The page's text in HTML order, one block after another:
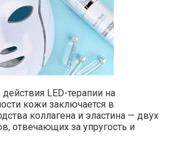
LED-терапии на
кожи заключается в
коллагена и эластина — двух
отвечающих за упругость и